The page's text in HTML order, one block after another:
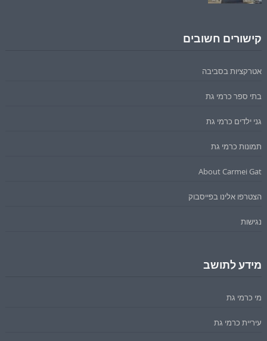
קישורים חשובים
אטרקציות בסביבה
בתי ספר כרמי גת
גני ילדים כרמי גת
תמונות כרמי גת
About Carmei Gat
הצטרפו אלינו בפייסבוק
נגישות
מידע לתושב
מי כרמי גת
עיריית כרמי גת